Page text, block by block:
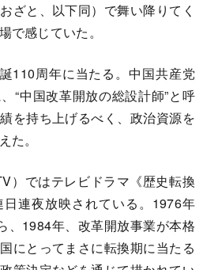
ざと、以下同）で舞い降りてく
で感じていた。
110周年に当たる。中国共産党
“中国改革開放の総設計師”と呼
を持ち上げるべく、政治資源を
た。
）ではテレビドラマ《歴史転換
連夜放映されている。1976年
、1984年、改革開放事業が本格
にとってまさに転換期に当たる